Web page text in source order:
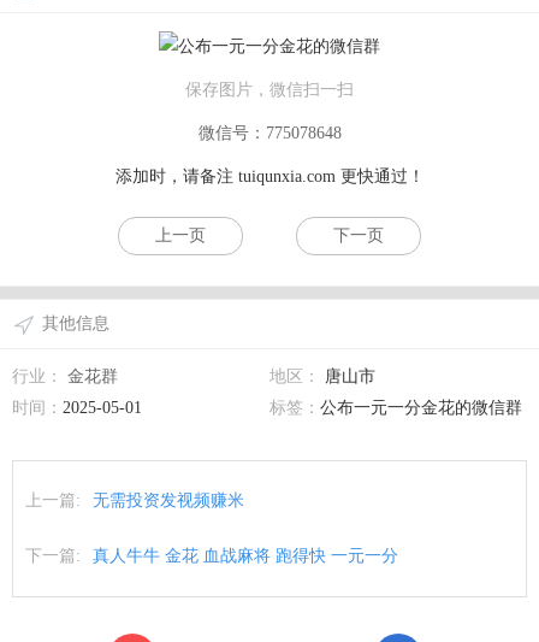
保存图片，微信扫一扫
微信号：775078648
添加时，请备注 tuiqunxia.com更快通过！
上一页 下一页
其他信息
行业： 金花群 地区：
唐山市
时间： 2025-05-01 标签： 公布一元一分金花的微信群
上一篇: 无需投资发视频赚米
下一篇: 真人牛牛 金花 血战麻将 跑得快 一元一分